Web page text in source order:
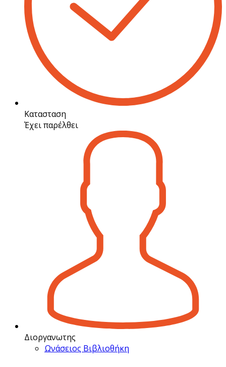
Κατασταση
Έχει παρέλθει
Διοργανωτης
Ωνάσειος Βιβλιοθήκη